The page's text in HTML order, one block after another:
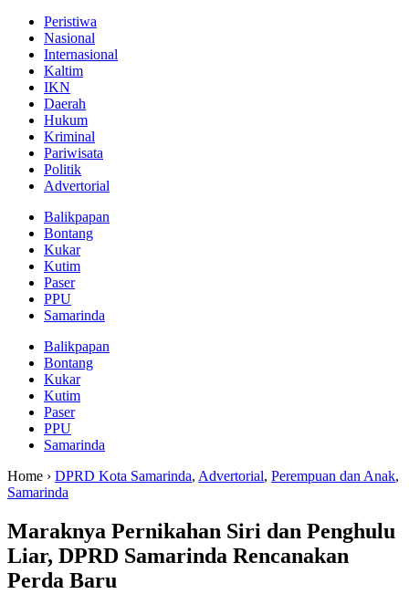
Peristiwa
Nasional
Internasional
Kaltim
IKN
Daerah
Hukum
Kriminal
Pariwisata
Politik
Advertorial
Balikpapan
Bontang
Kukar
Kutim
Paser
PPU
Samarinda
Balikpapan
Bontang
Kukar
Kutim
Paser
PPU
Samarinda
Home › DPRD Kota Samarinda, Advertorial, Perempuan dan Anak,
Samarinda
Maraknya Pernikahan Siri dan Penghulu
Liar, DPRD Samarinda Rencanakan
Perda Baru